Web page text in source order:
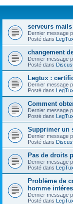
serveurs
Dernier message
Posté dans
changement
Dernier message
Posté dans
Legtux :
Dernier message
Posté dans
Comment
Dernier message
Posté dans
Supprimer un
Dernier message
Posté dans
Pas de droits
Dernier message
Posté dans
Problème de
homme
Dernier message
Posté dans